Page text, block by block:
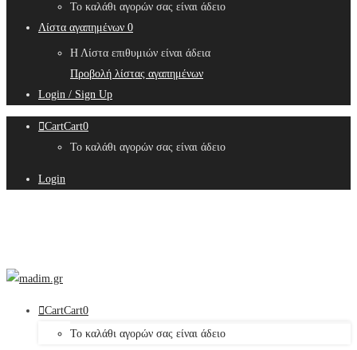
Το καλάθι αγορών σας είναι άδειο
Λίστα αγαπημένων 0
Η Λίστα επιθυμιών είναι άδεια
Προβολή λίστας αγαπημένων
Login / Sign Up
CartCart0
Το καλάθι αγορών σας είναι άδειο
Login
CartCart0
Το καλάθι αγορών σας είναι άδειο